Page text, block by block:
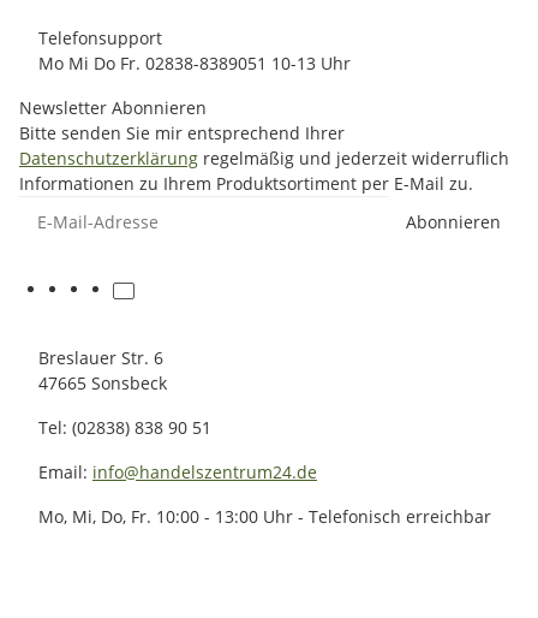
Telefonsupport
Mo Mi Do Fr. 02838-8389051 10-13 Uhr
Newsletter Abonnieren
Bitte senden Sie mir entsprechend Ihrer
Datenschutzerklärung regelmäßig und jederzeit widerruflich
Informationen zu Ihrem Produktsortiment per E-Mail zu.
Abonnieren
Breslauer Str. 6
47665 Sonsbeck
Tel: (02838) 838 90 51
Email: info@handelszentrum24.de
Mo, Mi, Do, Fr. 10:00 - 13:00 Uhr - Telefonisch erreichbar